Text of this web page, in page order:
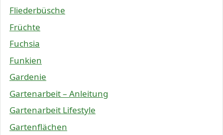
Fliederbüsche
Früchte
Fuchsia
Funkien
Gardenie
Gartenarbeit – Anleitung
Gartenarbeit Lifestyle
Gartenflächen